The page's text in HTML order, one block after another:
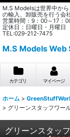
M.S Modelsは世界中か
の輸入、卸販売を行う会
営業時間：9：00～17：
定休日：日曜日・月曜日
TEL:029-212-7475
M.S Models Web
カテゴリ マイページ
ホーム >
> グリーンスタッフワー
グリーンスタッ